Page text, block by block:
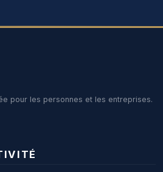
pour les personnes et les entreprises.